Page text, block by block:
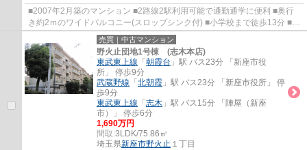
■2007年2月築のマンション ■2路線2駅利用可能で通勤通学に便利 ■奥行
き約2ｍのワイドバルコニー(スロップシンク付) ■小学校まで徒歩13分 ■商
業施設が徒歩圏内に充実したエリア
売買｜中古マンション
野火止団地1号棟 (志木本店)
東武東上線 「 朝霞台 」駅 バス23分 「新座市役
所」 停歩9分
武蔵野線 「 北朝霞 」駅 バス23分 「新座市役所」 停
歩9分
東武東上線 「 志木 」駅 バス15分 「陣屋（新座
市）」 停歩6分
1,690万円
間取:3LDK/75.86㎡
埼玉県新座市野火止 １丁目